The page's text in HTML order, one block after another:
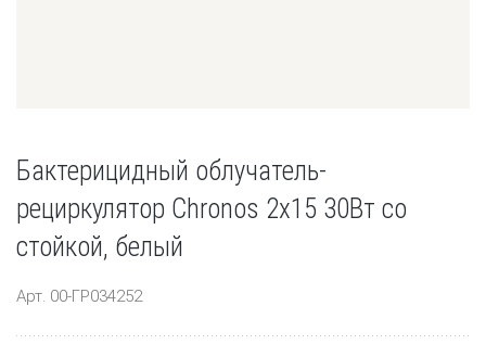
Бактерицидный облучатель-
рециркулятор Chronos 2х15 30Вт со
стойкой, белый
Арт. 00-ГР034252